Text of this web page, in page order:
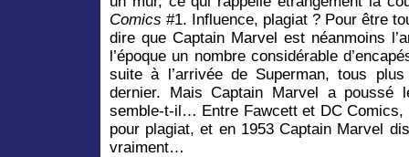
Comics #1. Influence, plagiat ? Pour être
dire que Captain Marvel est néanmoins
l’époque un nombre considérable
suite à l’arrivée de Superman, tous
dernier. Mais Captain Marvel a poussé
semble-t-il… Entre Fawcett et DC Comics,
pour plagiat, et en 1953 Captain Marvel
vraiment…